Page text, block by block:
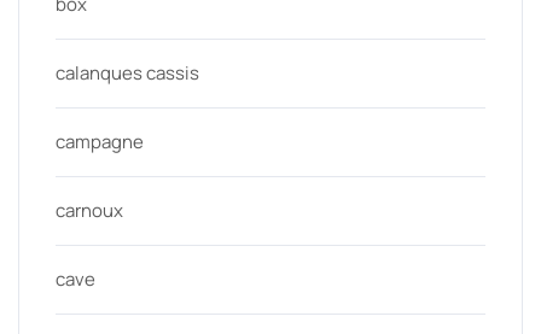
calanques cassis
campagne
carnoux
cave